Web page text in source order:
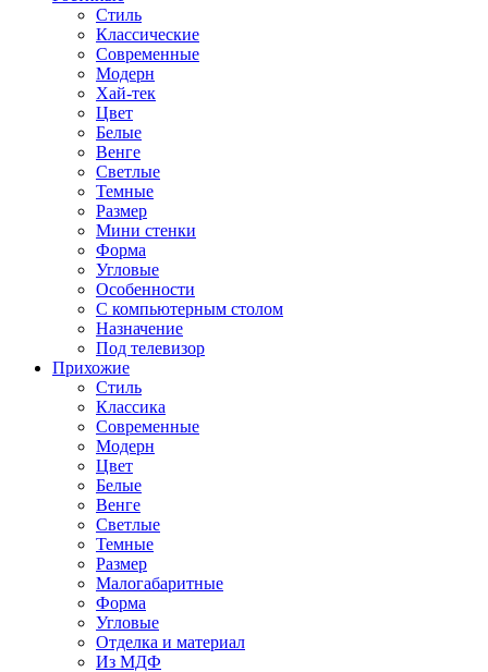
Стиль
Классические
Современные
Модерн
Хай-тек
Цвет
Белые
Венге
Светлые
Темные
Размер
Мини стенки
Форма
Угловые
Особенности
С компьютерным столом
Назначение
Под телевизор
Прихожие
Стиль
Классика
Современные
Модерн
Цвет
Белые
Венге
Светлые
Темные
Размер
Малогабаритные
Форма
Угловые
Отделка и материал
Из МДФ